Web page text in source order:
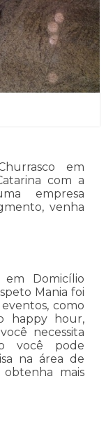
em
com a
empresa
venha
Domicílio
Mania foi
como
happy hour,
necessita
você pode
na área de
mais